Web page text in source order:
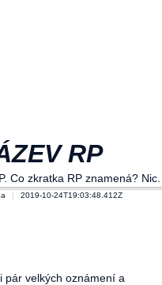
RP
Co zkratka RP znamená? Nic.
2019-10-24T19:03:48.412Z
pár velkých oznámení a